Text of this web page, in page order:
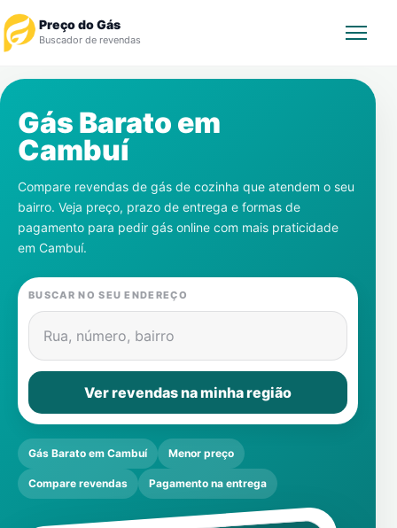
Preço do Gás
Buscador de revendas
Revendedor
Notícias
Cadastre-se
Gás
Contatos
Gás Barato em
Cambuí
Compare revendas de gás de cozinha que atendem o seu
bairro. Veja preço, prazo de entrega e formas de
pagamento para pedir gás online com mais praticidade
em Cambuí.
BUSCAR NO SEU ENDEREÇO
Rua, número, bairro
Ver revendas na minha região
Gás Barato em Cambuí Menor preço
Compare revendas Pagamento na entrega